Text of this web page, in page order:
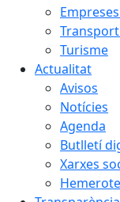
Turisme
Actualitat
Avisos
Notícies
Agenda
Butlletí
Xarxes